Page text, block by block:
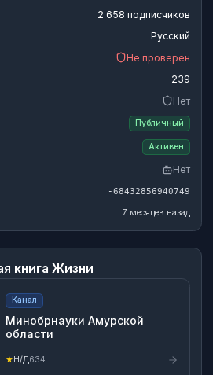
2 658 подписчиков
Русский
Не проверен
239
Нет
Публичный
Активен
Нет
-68432856940749
7 месяцев назад
книга Жизни
Канал
Минобрнауки Амурской
области
★Н/Д634